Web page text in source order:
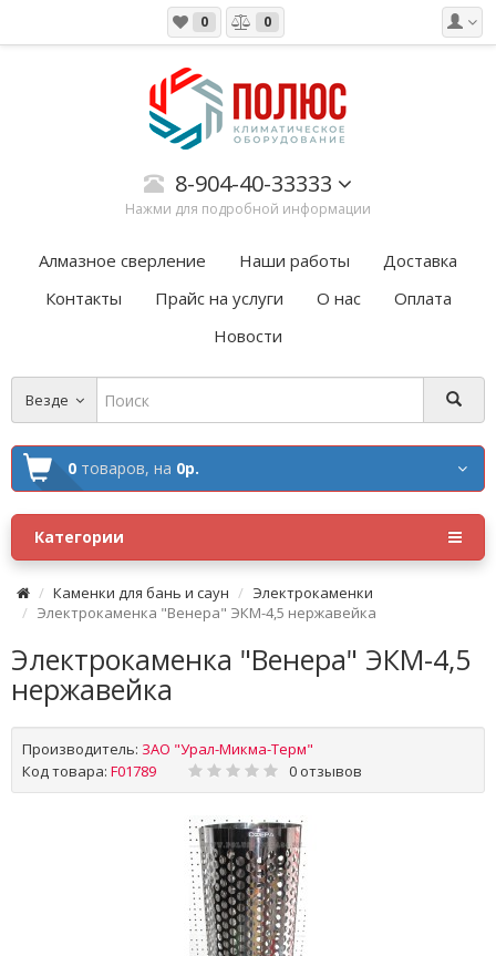
0 0
8-904-40-33333
Нажми для подробной информации
Алмазное сверление Наши работы
Доставка
Контакты
Прайс на услуги О нас
Оплата
Новости
Везде
0 товаров, на 0р.
Категории
Каменки для бань и саун
Электрокаменки
Электрокаменка "Венера" ЭКМ-4,5 нержавейка
Электрокаменка "Венера" ЭКМ-4,5
нержавейка
Производитель: ЗАО "Урал-Микма-Терм"
Код товара: F01789 0 отзывов